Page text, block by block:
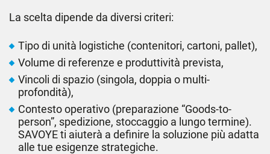
La scelta dipende da diversi criteri:
Tipo di unità logistiche (contenitori, cartoni, pallet),
Volume di referenze e produttività prevista,
Vincoli di spazio (singola, doppia o multi-
profondità),
Contesto operativo (preparazione “Goods-to-
person”, spedizione, stoccaggio a lungo termine).
SAVOYE ti aiuterà a definire la soluzione più adatta
alle tue esigenze strategiche.